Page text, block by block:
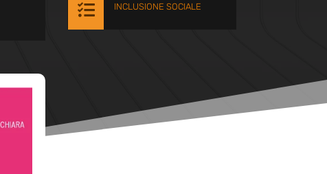
 INCLUSIONE SOCIALE